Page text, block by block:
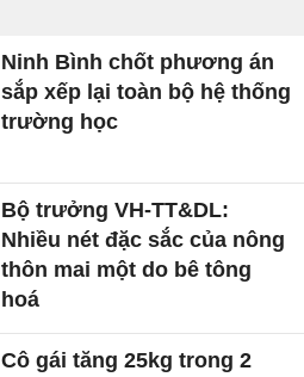
Ninh Bình chốt phương án
sắp xếp lại toàn bộ hệ thống
trường học
Bộ trưởng VH-TT&DL:
Nhiều nét đặc sắc của nông
thôn mai một do bê tông
hoá
Cô gái tăng 25kg trong 2